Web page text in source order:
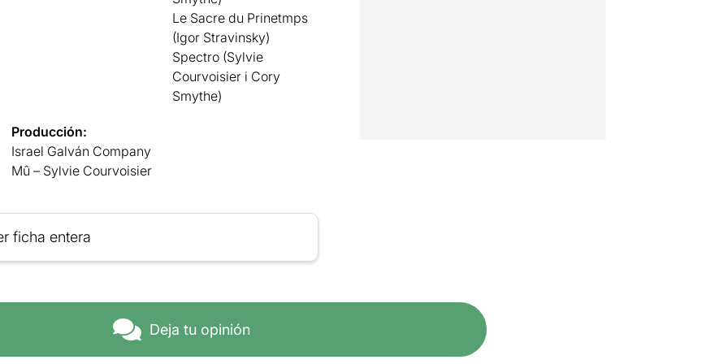
Le Sacre du Prinetmps
(Igor Stravinsky)
Spectro (Sylvie
Courvoisier i Cory
Smythe)
Producción:
Israel Galván Company
Mû – Sylvie Courvoisier
ficha entera
Deja tu opinión